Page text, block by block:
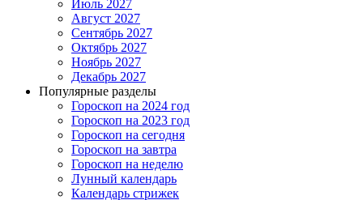
Июль 2027
Август 2027
Сентябрь 2027
Октябрь 2027
Ноябрь 2027
Декабрь 2027
Популярные разделы
Гороскоп на 2024 год
Гороскоп на 2023 год
Гороскоп на сегодня
Гороскоп на завтра
Гороскоп на неделю
Лунный календарь
Календарь стрижек